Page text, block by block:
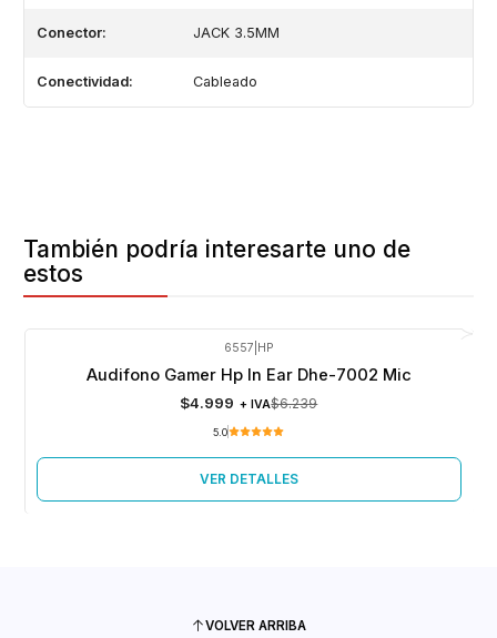
Conector: JACK 3.5MM
Conectividad: Cableado
También podría interesarte uno de
estos
6557 HP
Audifono Gamer Hp In Ear Dhe-7002 Mic
$4.999 + IVA$6.239
5.0
VER DETALLES
VOLVER ARRIBA